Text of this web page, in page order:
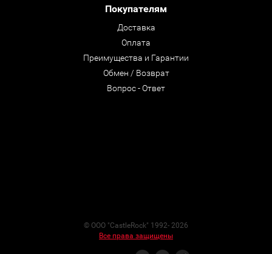
Покупателям
Доставка
Оплата
Преимущества и Гарантии
Обмен / Возврат
Вопрос - Ответ
© ООО "CastleRock" 1992- 2026
Все права защищены